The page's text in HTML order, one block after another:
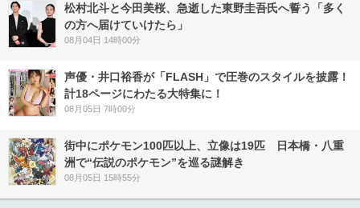
松村北斗と今田美桜、急逝した東野圭吾氏へ誓う「多く
の方へ届けていけたら」
08月04日 14時00分
声優・井口裕香が「FLASH」で圧巻のスタイルを披露！
計18ページにわたる大特集に！
08月05日 7時00分
街中にポケモン100匹以上、立像は19匹 日本橋・八重
洲で“伝説のポケモン”を巡る謎解き
08月05日 15時55分